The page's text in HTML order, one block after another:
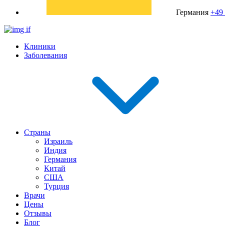
Германия +49
Клиники
Заболевания
Страны
Израиль
Индия
Германия
Китай
США
Турция
Врачи
Цены
Отзывы
Блог